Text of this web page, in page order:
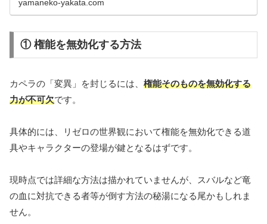
yamaneko-yakata.com
① 権能を無効化する方法
カペラの「変異」を封じるには、 権能そのものを無効化する
力が不可欠です。
具体的には、リゼロの世界観において権能を無効化できる道
具やキャラクターの登場が鍵となるはずです。
現時点では詳細な方法は描かれていませんが、スバルなど竜
の血に対抗できる者等が倒す方法の秘湯になる尾かもしれま
せん。